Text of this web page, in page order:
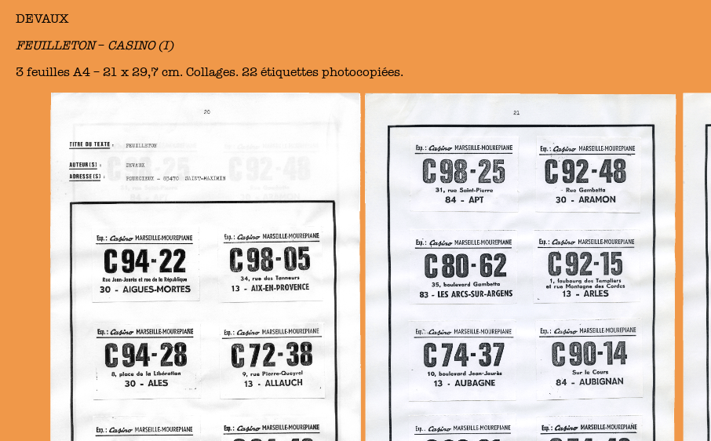
DEVAUX
FEUILLETON– CASINO (I)
3 feuilles A4 – 21 x 29,7 cm. Collages. 22 étiquettes photocopiées.